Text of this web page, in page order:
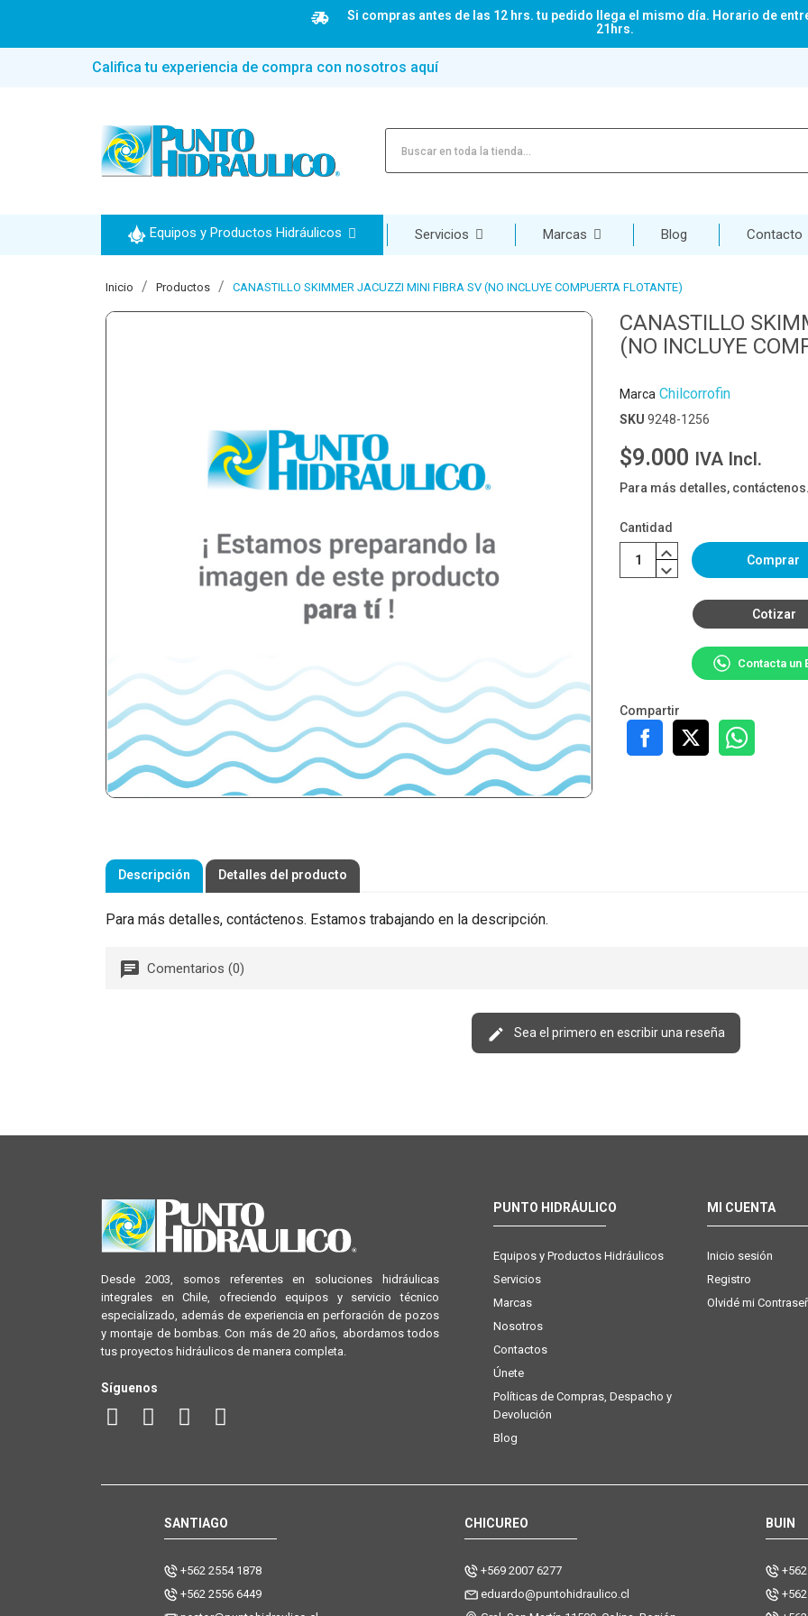
Si compras antes de las 12 hrs. tu pedido llega el mismo día. Horario de
21hrs.
Califica tu experiencia de compra con nosotros aquí
Equipos y Productos Hidráulicos Servicios Marcas Blog Contacto
Inicio Productos CANASTILLO SKIMMER JACUZZI MINI FIBRA SV (NO INCLUYE COMPUERTA FLOTANTE)
CANASTILLO
(NO INCLUYE
Marca Chilcorrofin
SKU 9248-1256
$9.000 IVA Incl.
Para más detalles,
Cantidad
Comprar
Cotizar
Contacta un
Compartir
Descripción Detalles del producto
Para más detalles, contáctenos. Estamos trabajando en la descripción.
Comentarios (0)
Sea el primero en escribir una reseña
Desde 2003, somos referentes en soluciones hidráulicas
integrales en Chile, ofreciendo equipos y servicio técnico
especializado, además de experiencia en perforación de pozos
y montaje de bombas. Con más de 20 años, abordamos todos
tus proyectos hidráulicos de manera completa.
Síguenos
PUNTO HIDRÁULICO
Equipos y Productos Hidráulicos
Servicios
Marcas
Nosotros
Contactos
Únete
Políticas de Compras, Despacho y
Devolución
Blog
MI CUENTA
Inicio sesión
Registro
Olvidé mi
SANTIAGO
+562 2554 1878
+562 2556 6449
CHICUREO
+569 2007 6277
eduardo@puntohidraulico.cl
BUIN